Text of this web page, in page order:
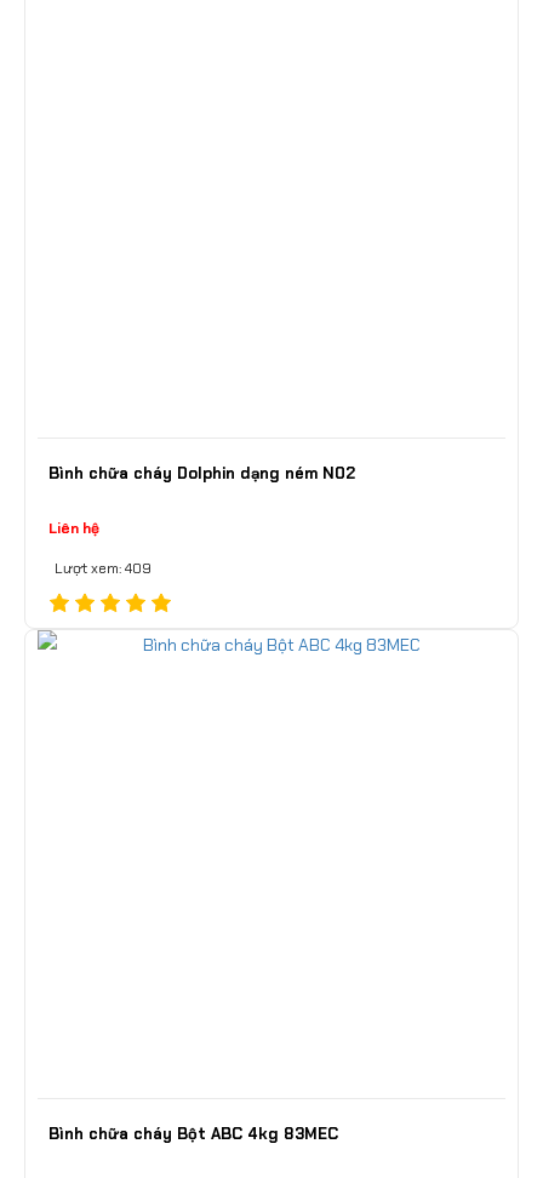
Bình chữa cháy Dolphin dạng ném N02
Liên hệ
Lượt xem: 409
Bình chữa cháy Bột ABC 4kg 83MEC